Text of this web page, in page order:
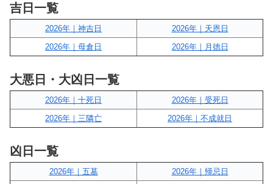
吉日一覧
2026年｜神吉日
2026年｜天恩日
2026年｜母倉日
2026年｜月徳日
大悪日・大凶日一覧
2026年｜十死日
2026年｜受死日
2026年｜三隣亡
2026年｜不成就日
凶日一覧
2026年｜五墓
2026年｜帰忌日